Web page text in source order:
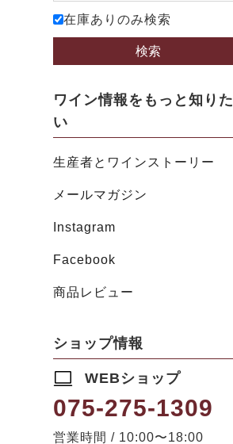
在庫ありのみ検索
検索
ワイン情報をもっと知りた
い
生産者とワインストーリー
メールマガジン
Instagram
Facebook
商品レビュー
ショップ情報
WEBショップ
075-275-1309
営業時間 / 10:00〜18:00